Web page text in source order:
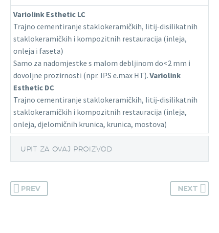
Variolink Esthetic LC
Trajno cementiranje staklokeramičkih, litij-disilikatnih
staklokeramičkih i kompozitnih restauracija (inleja,
onleja i faseta)
Samo za nadomjestke s malom debljinom do<2 mm i
dovoljne prozirnosti (npr. IPS e.max HT). Variolink
Esthetic DC
Trajno cementiranje staklokeramičkih, litij-disilikatnih
staklokeramičkih i kompozitnih restauracija (inleja,
onleja, djelomičnih krunica, krunica, mostova)
UPIT ZA OVAJ PROIZVOD
PREV NEXT